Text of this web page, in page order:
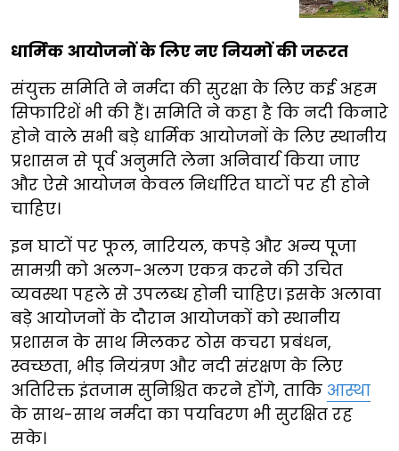
धार्मिक आयोजनों के लिए नए नियमों की जरूरत
संयुक्त समिति ने नर्मदा की सुरक्षा के लिए कई अहम
सिफारिशें भी की हैं। समिति ने कहा है कि नदी किनारे
होने वाले सभी बड़े धार्मिक आयोजनों के लिए स्थानीय
प्रशासन से पूर्व अनुमति लेना अनिवार्य किया जाए
और ऐसे आयोजन केवल निर्धारित घाटों पर ही होने
चाहिए।
इन घाटों पर फूल, नारियल, कपड़े और अन्य पूजा
सामग्री को अलग-अलग एकत्र करने की उचित
व्यवस्था पहले से उपलब्ध होनी चाहिए। इसके अलावा
बड़े आयोजनों के दौरान आयोजकों को स्थानीय
प्रशासन के साथ मिलकर ठोस कचरा प्रबंधन,
स्वच्छता, भीड़ नियंत्रण और नदी संरक्षण के लिए
अतिरिक्त इंतजाम सुनिश्चित करने होंगे, ताकि आस्था
के साथ-साथ नर्मदा का पर्यावरण भी सुरक्षित रह
सके।